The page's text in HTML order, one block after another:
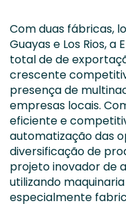
Com duas fábricas,
Guayas e Los Rios,
total de de
crescente
presença de
empresas locais.
eficiente e
automatização das
diversificação de
projeto inovador de
utilizando
especialmente